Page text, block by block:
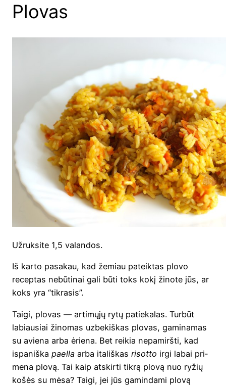
Plovas
Užruk­si­te 1,5 valandos.
Iš kar­to pasa­kau, kad žemiau pateik­tas plo­vo
recep­tas nebū­ti­nai gali būti toks kokį žino­te jūs, ar
koks yra “tik­ra­sis”.
Tai­gi, plo­vas — arti­mų­jų rytų patie­ka­las. Tur­būt
labiau­siai žino­mas uzbe­kiš­kas plo­vas, gami­na­mas
su avie­na arba ėrie­na. Bet rei­kia nepa­mirš­ti, kad
ispa­niš­ka pael­la arba ita­liš­kas risotto irgi labai pri­
me­na plo­vą. Tai kaip atskir­ti tik­rą plo­vą nuo ryžių
košės su mėsa? Tai­gi, jei jūs gamin­da­mi plo­vą